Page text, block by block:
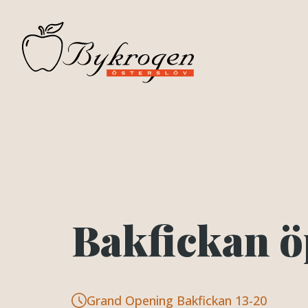
Bakfickan
Grand Opening Bakfickan 13-20